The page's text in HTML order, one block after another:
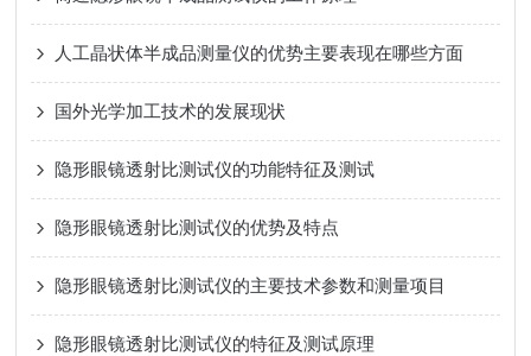
人工晶状体半成品测量仪的优势主要表现在哪些方面
国外光学加工技术的发展现状
隐形眼镜透射比测试仪的功能特征及测试
隐形眼镜透射比测试仪的优势及特点
隐形眼镜透射比测试仪的主要技术参数和测量项目
隐形眼镜透射比测试仪的特征及测试原理